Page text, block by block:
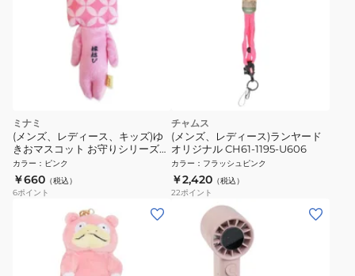
ミナミ
(メンズ、レディース、キッズ)ゆ
きおマスコット お守りシリーズ
縁結びお守り AMS041
カラー ： ピンク
￥660 （税込）
6ポイント
チャムス
(メンズ、レディース)ランヤード
オリジナル CH61-1195-U606
カラー ： フラッシュピンク
￥2,420 （税込）
22ポイント